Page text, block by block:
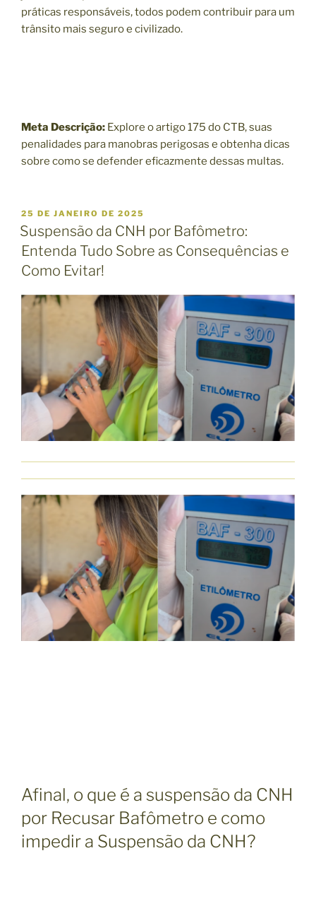
práticas responsáveis, todos podem contribuir para um
trânsito mais seguro e civilizado.
Meta Descrição: Explore o artigo 175 do CTB, suas
penalidades para manobras perigosas e obtenha dicas
sobre como se defender eficazmente dessas multas.
P
U
B
L
I
C
D
25 DE JANEIRO DE 2025
Suspensão da CNH por Bafômetro:
Entenda Tudo Sobre as Consequências e
Como Evitar!
Afinal, o que é a suspensão da CNH
por Recusar Bafômetro e como
impedir a Suspensão da CNH?